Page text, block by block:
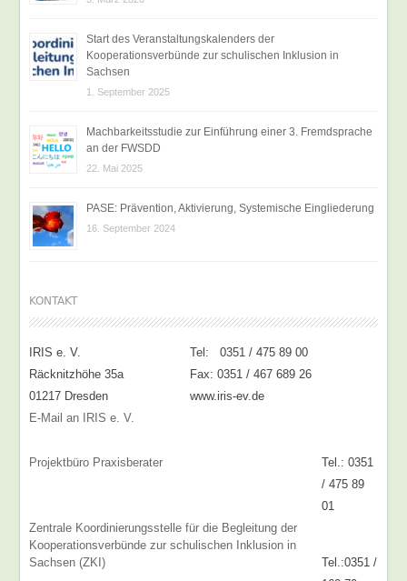
Start des Veranstaltungskalenders der
Kooperationsverbünde zur schulischen Inklusion in
Sachsen
1. September 2025
Machbarkeitsstudie zur Einführung einer 3. Fremdsprache
an der FWSDD
22. Mai 2025
PASE: Prävention, Aktivierung, Systemische Eingliederung
16. September 2024
KONTAKT
IRIS e. V.
Tel: 0351 / 475 89 00
Räcknitzhöhe 35a
Fax: 0351 / 467 689 26
01217 Dresden
www.iris-ev.de
E-Mail an IRIS e. V.
Projektbüro Praxisberater
Tel.: 0351
/ 475 89
01
Zentrale Koordinierungsstelle für die Begleitung der
Kooperationsverbünde zur schulischen Inklusion in
Sachsen (ZKI)
Tel.:0351 /